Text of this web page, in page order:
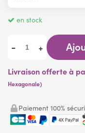
en stock
- +
Livraison offerte à
Hexagonale)
Paiement 100%